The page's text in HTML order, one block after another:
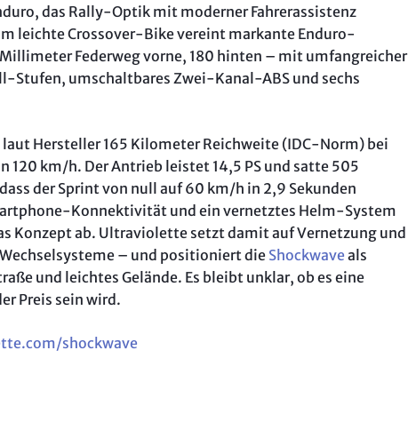
das Rally-Optik mit moderner Fahrerassistenz
leichte Crossover-Bike vereint markante Enduro-
Federweg vorne, 180 hinten – mit umfangreicher
Stufen, umschaltbares Zwei-Kanal-ABS und sechs
Hersteller 165 Kilometer Reichweite (IDC-Norm) bei
120 km/h. Der Antrieb leistet 14,5 PS und satte 505
der Sprint von null auf 60 km/h in 2,9 Sekunden
Konnektivität und ein vernetztes Helm-System
Konzept ab. Ultraviolette setzt damit auf Vernetzung und
– und positioniert dieShockwave als
und leichtes Gelände. Es bleibt unklar, ob es eine
Preis sein wird.
shockwave